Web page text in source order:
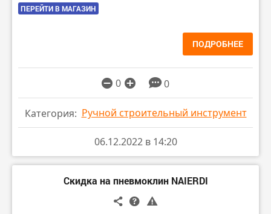
ПЕРЕЙТИ В МАГАЗИН
ПОДРОБНЕЕ
0 0
Категория: Ручной строительный инструмент
06.12.2022 в 14:20
Скидка на пневмоклин NAIERDI